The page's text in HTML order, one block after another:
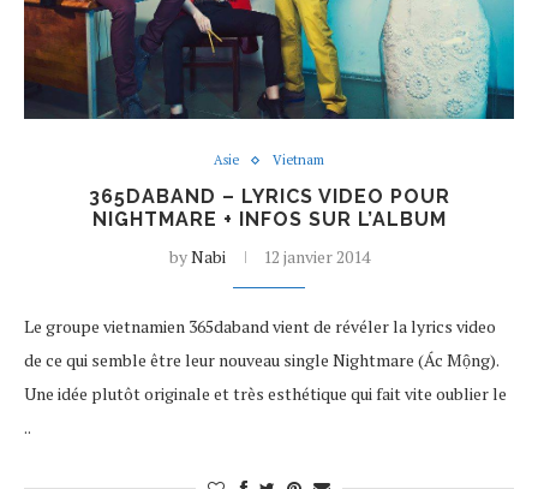
Asie Vietnam
365DABAND – LYRICS VIDEO POUR
NIGHTMARE + INFOS SUR L’ALBUM
byNabi 12 janvier 2014
Le groupe vietnamien 365daband vient de révéler la lyrics video
de ce qui semble être leur nouveau single Nightmare (Ác Mộng).
Une idée plutôt originale et très esthétique qui fait vite oublier le
..